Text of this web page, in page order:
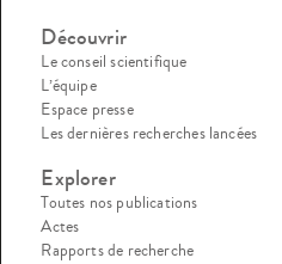
Découvrir
Le conseil scientifique
L’équipe
Espace presse
Les dernières recherches lancées
Explorer
Toutes nos publications
Actes
Rapports de recherche